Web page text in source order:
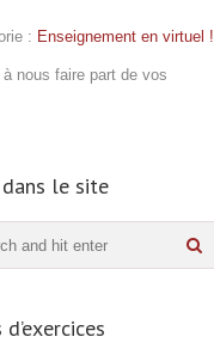
: Enseignement en virtuel !
à nous faire part de vos
dans le site